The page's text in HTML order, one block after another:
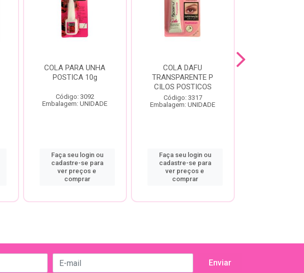
COLA PARA UNHA
POSTICA 10g
Código: 3092
Embalagem: UNIDADE
Faça seu login ou
cadastre-se para
ver preços e
comprar
COLA DAFU
TRANSPARENTE P
CILOS POSTICOS
Código: 3317
Embalagem: UNIDADE
Faça seu login ou
cadastre-se para
ver preços e
comprar